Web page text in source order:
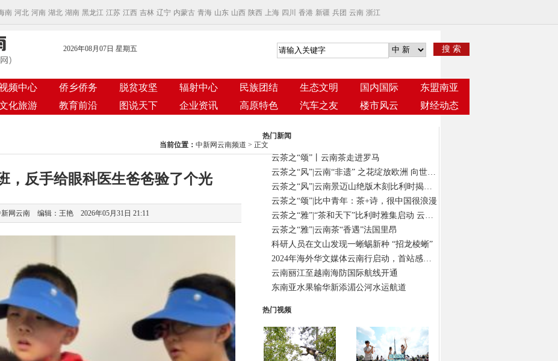
南 河北 河南 湖北 湖南 黑龙江 江苏 江西 吉林 辽宁 内蒙古 青海 山东 山西 陕西 上海 四川 香港 新疆 兵团 云南 浙江
2026年08月07日 星期五 搜 索
频中心 侨乡侨务 脱贫攻坚 辐射中心 民族团结 生态文明 国内国际
东盟南亚
化旅游 教育前沿 图说天下 企业资讯 高原特色 汽车之友 楼市风云 财经动态
当前位置： 中新网云南频道 > 正文
，反手给眼科医生爸爸验了个光
新网云南 编辑：王艳 2026年05月31日 21:11
热门新闻
云茶之“颂”丨云南茶走进罗马
云茶之“风”|云南“非遗” 之花绽放欧洲 向世界发出“景迈之约”
云茶之“风”|云南景迈山绝版木刻比利时揭幕 以“有形”版画绘“无象”茶意
云茶之“颂”|比中青年：茶+诗，很中国很浪漫
云茶之“雅”|“茶和天下”比利时雅集启动 云南茶在“欧洲心脏”演绎风雅颂
云茶之“雅”|云南茶“香遇”法国里昂
科研人员在文山发现一蜥蜴新种 “招龙棱蜥”
2024年海外华文媒体云南行启动，首站感受春城独特气质
云南丽江至越南海防国际航线开通
东南亚水果输华新添湄公河水运航道
热门视频